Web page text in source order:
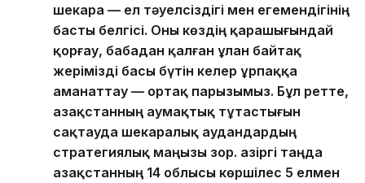
шекара — ел тәуелсіздігі мен егемендігінің
басты белгісі. Оны көздің қарашығындай
қорғау, бабадан қалған ұлан байтақ
жерімізді басы бүтін келер ұрпаққа
аманаттау — ортақ парызымыз. Бұл ретте,
Қазақстанның аумақтық тұтастығын
сақтауда шекаралық аудандардың
стратегиялық маңызы зор. Қазіргі таңда
Қазақстанның 14 облысы көршілес 5 елмен